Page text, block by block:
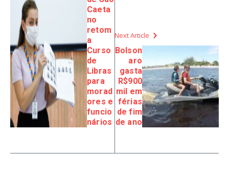
Caeta
no
retom
a
Curso
de
Libras
para
morad
ores e
funcio
nários
Next Article
Bolson
aro
gasta
R$900
mil em
férias
de fim
de ano